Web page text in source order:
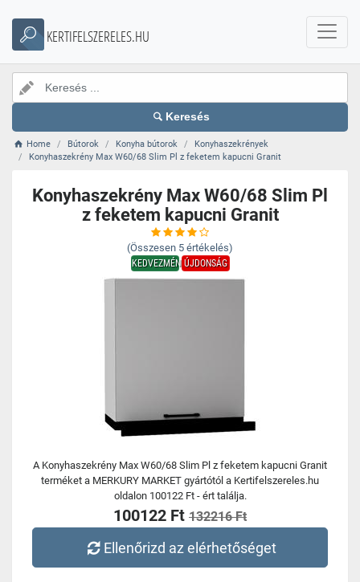
KERTIFELSZERELES.HU
Keresés
Home Bútorok Konyha bútorok
Konyhaszekrények
Konyhaszekrény Max W60/68 Slim Pl z feketem kapucni Granit
Konyhaszekrény Max W60/68 Slim Pl
z feketem kapucni Granit
(Összesen 5 értékelés)
KEDVEZMÉNYÚJDONSÁG
A Konyhaszekrény Max W60/68 Slim Pl z feketem kapucni Granit
terméket a MERKURY MARKET gyártótól a Kertifelszereles.hu
oldalon 100122 Ft - ért találja.
100122 Ft 132216 Ft
Ellenőrizd az elérhetőséget